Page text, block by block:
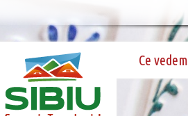
Ce vedem